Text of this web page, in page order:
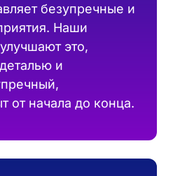
безупречные и
Наши
это,
и
от начала до конца.